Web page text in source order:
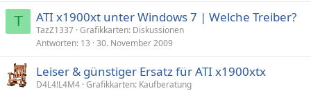
T ATI x1900xt unter Windows 7 | Welche Treiber?
TazZ1337 Grafikkarten: Diskussionen
Antworten 13 30. November 2009
Leiser & günstiger Ersatz für ATI x1900xtx
D4L4!L4M4 Grafikkarten: Kaufberatung